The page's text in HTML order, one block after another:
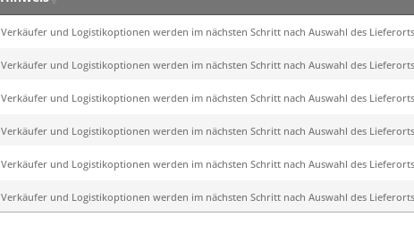
Verkäufer und Logistikoptionen werden im nächsten Schritt nach Auswahl des
Verkäufer und Logistikoptionen werden im nächsten Schritt nach Auswahl des
Verkäufer und Logistikoptionen werden im nächsten Schritt nach Auswahl des
Verkäufer und Logistikoptionen werden im nächsten Schritt nach Auswahl des
Verkäufer und Logistikoptionen werden im nächsten Schritt nach Auswahl des
Verkäufer und Logistikoptionen werden im nächsten Schritt nach Auswahl des